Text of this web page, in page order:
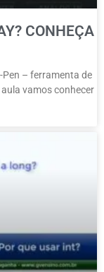
CONHEÇA
– ferramenta de
vamos conhecer